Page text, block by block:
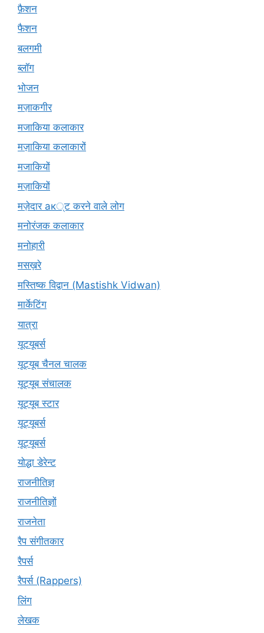
फ़ैशन
फैशन
बलगमी
ब्लॉग
भोजन
मज़ाकगीर
मजाकिया कलाकार
मज़ाकिया कलाकारों
मजाकियों
मज़ाकियों
मज़ेदार ак्ट करने वाले लोग
मनोरंजक कलाकार
मनोहारी
मसख़रे
मस्तिष्क विद्वान (Mastishk Vidwan)
मार्केटिंग
यात्रा
यूटयूबर्स
यूट्यूब चैनल चालक
यूट्यूब संचालक
यूट्यूब स्टार
यूट्‍यूबर्स
यूट्यूबर्स
योद्धा डेरेन्ट
राजनीतिज्ञ
राजनीतिज्ञों
राजनेता
रैप संगीतकार
रैपर्स
रैपर्स (Rappers)
लिंग
लेखक